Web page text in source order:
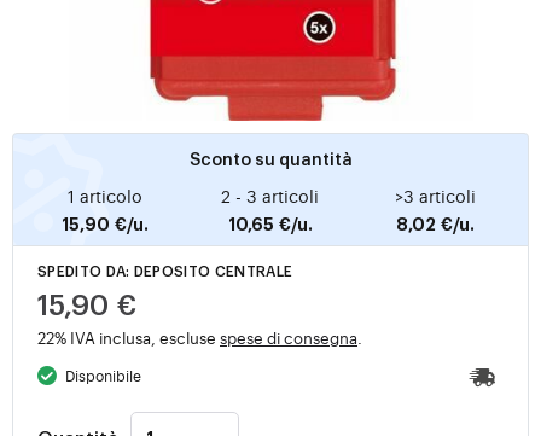
Sconto su quantità
1 articolo
15,90 €/u.
2 - 3 articoli
10,65 €/u.
>3 articoli
8,02 €/u.
SPEDITO DA: DEPOSITO CENTRALE
15,90 €
22% IVA inclusa, escluse spese di consegna
Disponibile